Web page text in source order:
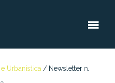
Urbanistica / Newsletter n.